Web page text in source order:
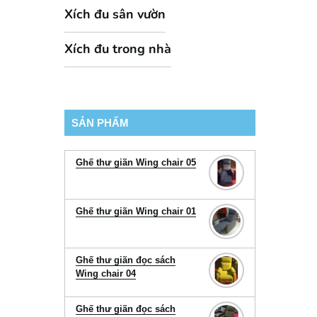
Xích đu sân vườn
Xích đu trong nhà
SẢN PHẨM
Ghế thư giãn Wing chair 05
Ghế thư giãn Wing chair 01
Ghế thư giãn đọc sách
Wing chair 04
Ghế thư giãn đọc sách